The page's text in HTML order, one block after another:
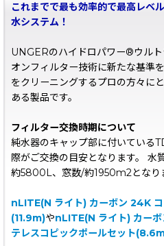
これまでで最も効率的で最高レベ
水システム！
UNGERのハイドロパワー®ウル
オンフィルター技術に新たな基準
をクリーニングするプロの方々に
ある製品です。
フィルター交換時期について
純水器のキャップ部に付いている
際がご交換の目安となります。 水
約5800L、窓数/約1950m2となり
nLITE(N ライト) カーボン 24K
(11.9m)やnLITE(N ライト) カーボ
テレスコピックポールセット